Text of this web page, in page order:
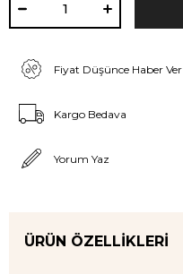
Fiyat Düşünce Haber Ver
Kargo Bedava
Yorum Yaz
ÜRÜN ÖZELLIKLERI